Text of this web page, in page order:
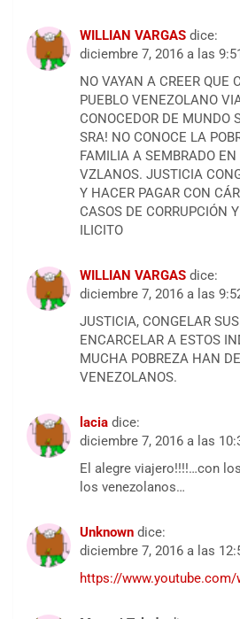
WILLIAN VARGAS dice:
diciembre 7, 2016 a las
NO VAYAN A CREER QUE
PUEBLO VENEZOLANO
CONOCEDOR DE MUNDO
SRA! NO CONOCE LA
FAMILIA A SEMBRADO
VZLANOS. JUSTICIA
Y HACER PAGAR CON
CASOS DE CORRUPCIÓN
ILICITO
WILLIAN VARGAS dice:
diciembre 7, 2016 a las
JUSTICIA, CONGELAR
ENCARCELAR A ESTOS
MUCHA POBREZA HAN
VENEZOLANOS.
lacia dice:
diciembre 7, 2016 a las
El alegre viajero!!!!…con
los venezolanos…
Unknown dice:
diciembre 7, 2016 a las
https://www.youtube.com/